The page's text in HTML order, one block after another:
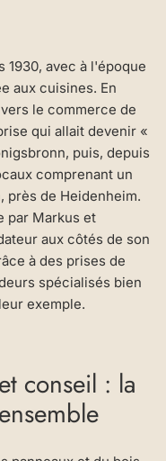
1930, avec à l'époque
aux cuisines. En
le commerce de
qui allait devenir «
puis, depuis
comprenant un
près de Heidenheim.
par Markus et
aux côtés de son
à des prises de
spécialisés bien
exemple.
conseil : la